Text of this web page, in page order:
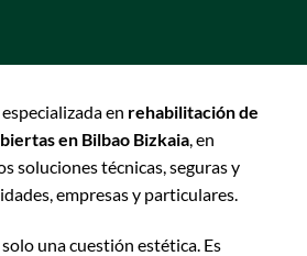
en rehabilitación de
en Bilbao Bizkaia, en
soluciones técnicas, seguras y
empresas y particulares.
una cuestión estética. Es